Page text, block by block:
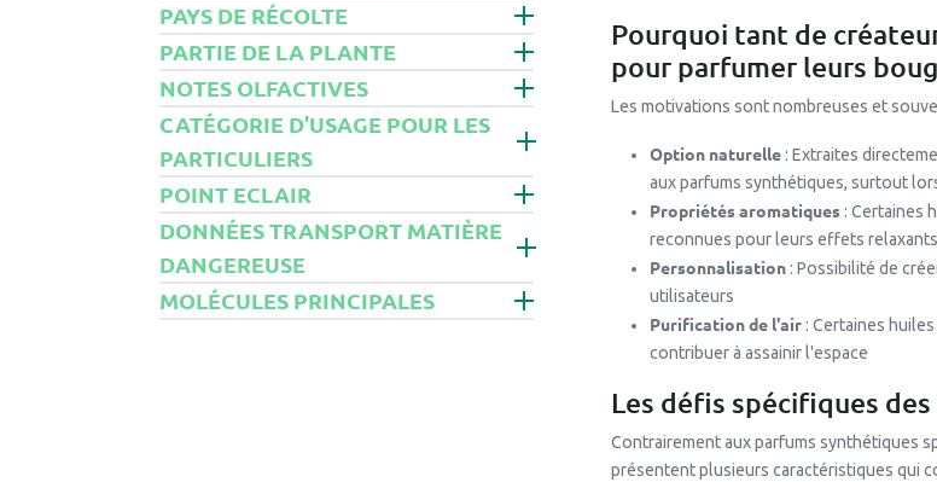
NOISETTE
ORANGE
ORIGAN
OSMANTHUS
PATCHOULI
PEROU
PERSIL
PEUPLIER
PIN
PAYS DE RÉCOLTE
PARTIE DE LA PLANTE
NOTES OLFACTIVES
CATÉGORIE D'USAGE POUR LES
PARTICULIERS
POINT ECLAIR
DONNÉES TRANSPORT MATIÈRE
DANGEREUSE
MOLÉCULES PRINCIPALES
Pourquoi tant de
pour parfumer leurs
Les motivations sont nombreuses et
Option naturelle : Extraites
aux parfums synthétiques, surtout
Propriétés aromatiques : Certaines
reconnues pour leurs effets
Personnalisation : Possibilité de
utilisateurs
Purification de l'air : Certaines
contribuer à assainir l'espace
Les défis spécifiques
Contrairement aux parfums synthétiques
présentent plusieurs caractéristiques qui